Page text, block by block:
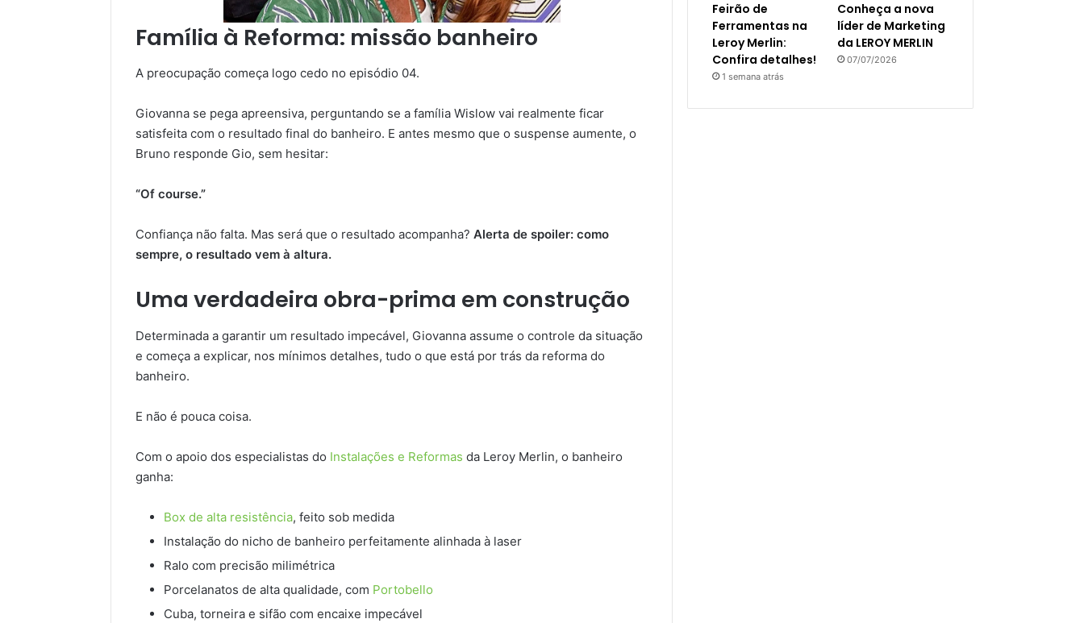
Família à Reforma: missão banheiro
A preocupação começa logo cedo no episódio 04.
Giovanna se pega apreensiva, perguntando se a família Wislow vai realmente ficar
satisfeita com o resultado final do banheiro. E antes mesmo que o suspense aumente, o
Bruno responde Gio, sem hesitar:
“Of course.”
Confiança não falta. Mas será que o resultado acompanha? Alerta de spoiler: como
sempre, o resultado vem à altura.
Uma verdadeira obra-prima em construção
Determinada a garantir um resultado impecável, Giovanna assume o controle da situação
e começa a explicar, nos mínimos detalhes, tudo o que está por trás da reforma do
banheiro.
E não é pouca coisa.
Com o apoio dos especialistas do Instalações e Reformas da Leroy Merlin, o banheiro
ganha:
Box de alta resistência, feito sob medida
Instalação do nicho de banheiro perfeitamente alinhada à laser
Ralo com precisão milimétrica
Porcelanatos de alta qualidade, com Portobello
Cuba, torneira e sifão com encaixe impecável
Feirão de
Ferramentas na
Leroy Merlin:
Confira detalhes!
1 semana atrás
Conheça a nova
líder de Marketing
da LEROY MERLIN
07/07/2026